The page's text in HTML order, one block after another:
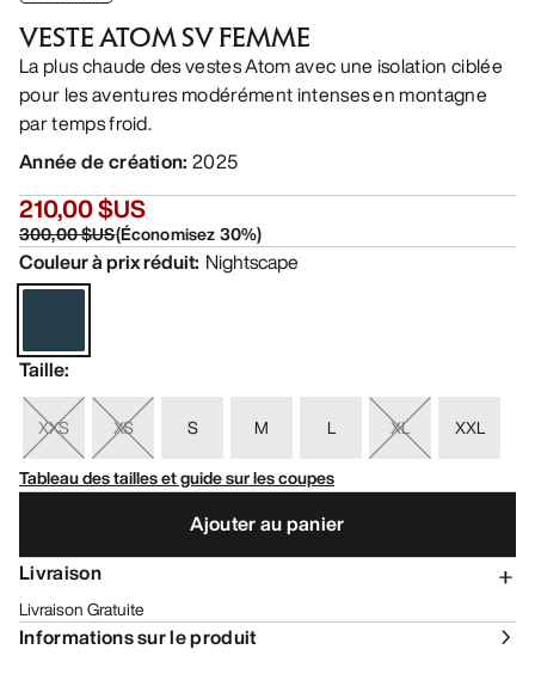
VESTE ATOM SV FEMME
La plus chaude des vestes Atom avec une isolation ciblée
pour les aventures modérément intenses en montagne
par temps froid.
Année de création: 2025
210,00 $US
300,00 $US(Économisez30%)
Couleur à prix réduit: Nightscape
Taille:
XXS XS S M L XL
XXL
Tableau des tailles et guide sur les coupes
Ajouter au panier
Livraison
Livraison Gratuite
Informations sur le produit